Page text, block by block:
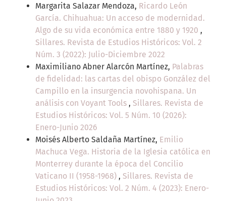
Margarita Salazar Mendoza, Ricardo León
García. Chihuahua: Un acceso de modernidad.
Algo de su vida económica entre 1880 y 1920 ,
Sillares. Revista de Estudios Históricos: Vol. 2
Núm. 3 (2022): Julio-Diciembre 2022
Maximiliano Abner Alarcón Martínez, Palabras
de fidelidad: las cartas del obispo González del
Campillo en la insurgencia novohispana. Un
análisis con Voyant Tools , Sillares. Revista de
Estudios Históricos: Vol. 5 Núm. 10 (2026):
Enero-Junio 2026
Moisés Alberto Saldaña Martínez, Emilio
Machuca Vega. Historia de la Iglesia católica en
Monterrey durante la época del Concilio
Vaticano II (1958-1968) , Sillares. Revista de
Estudios Históricos: Vol. 2 Núm. 4 (2023): Enero-